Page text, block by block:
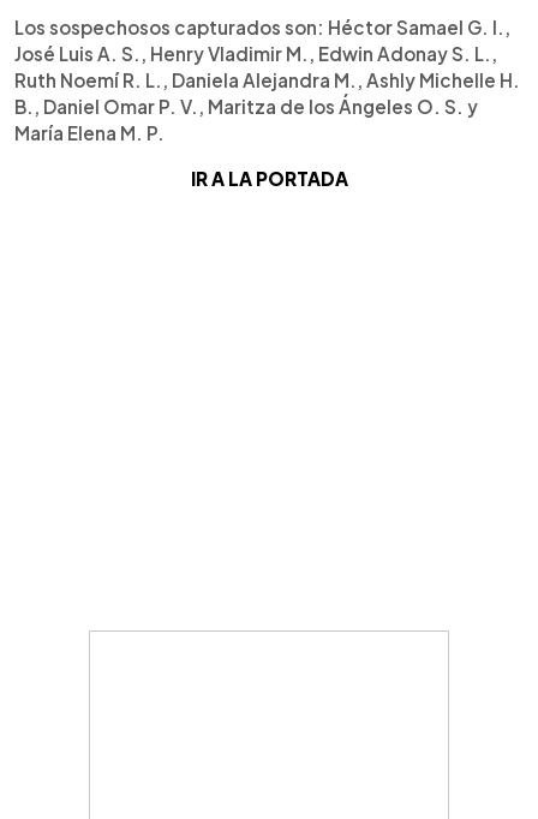
Los sospechosos capturados son: Héctor Samael G. I.,
José Luis A. S., Henry Vladimir M., Edwin Adonay S. L.,
Ruth Noemí R. L., Daniela Alejandra M., Ashly Michelle H.
B., Daniel Omar P. V., Maritza de los Ángeles O. S. y
María Elena M. P.
IR A LA PORTADA